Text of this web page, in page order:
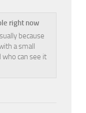
right now
because
a small
who can see it